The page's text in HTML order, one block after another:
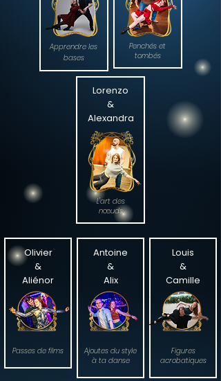
Apprendre les
bases
Penchés et
tombés
Lorenzo
&
Alexandra
L'art des
nœuds
Olivier
&
Aliénor
Passes de films
Antoine
&
Alix
Ajoutes du style
à ta danse
Louis
&
Camille
Figures
acrobatiques